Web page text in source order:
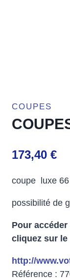
COUPES
173,40 €
coupe luxe 66
possibilité de
Pour
cliquez sur le
http://
Référence :